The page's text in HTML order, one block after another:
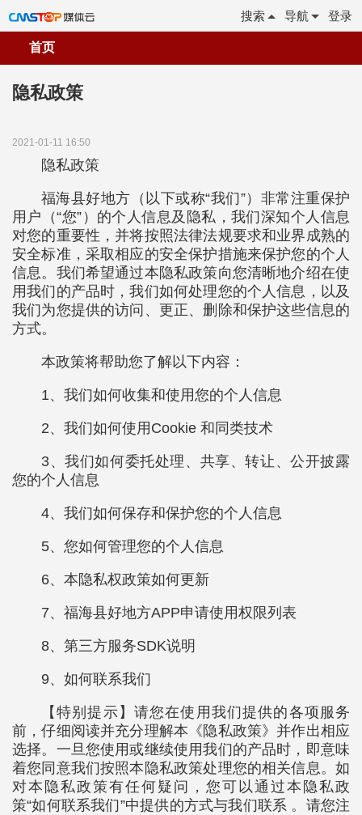
登录
导航
搜索
首页
隐私政策
2021-01-11 16:50
隐私政策
福海县好地方（以下或称“我们”）非常注重保护
用户（“您”）的个人信息及隐私，我们深知个人信息
对您的重要性，并将按照法律法规要求和业界成熟的
安全标准，采取相应的安全保护措施来保护您的个人
信息。我们希望通过本隐私政策向您清晰地介绍在使
用我们的产品时，我们如何处理您的个人信息，以及
我们为您提供的访问、更正、删除和保护这些信息的
方式。
本政策将帮助您了解以下内容：
1、我们如何收集和使用您的个人信息
2、我们如何使用Cookie 和同类技术
3、我们如何委托处理、共享、转让、公开披露
您的个人信息
4、我们如何保存和保护您的个人信息
5、您如何管理您的个人信息
6、本隐私权政策如何更新
7、福海县好地方APP申请使用权限列表
8、第三方服务SDK说明
9、如何联系我们
【特别提示】请您在使用我们提供的各项服务
前，仔细阅读并充分理解本《隐私政策》并作出相应
选择。一旦您使用或继续使用我们的产品时，即意味
着您同意我们按照本隐私政策处理您的相关信息。如
对本隐私政策有任何疑问，您可以通过本隐私政
策“如何联系我们”中提供的方式与我们联系 。请您注